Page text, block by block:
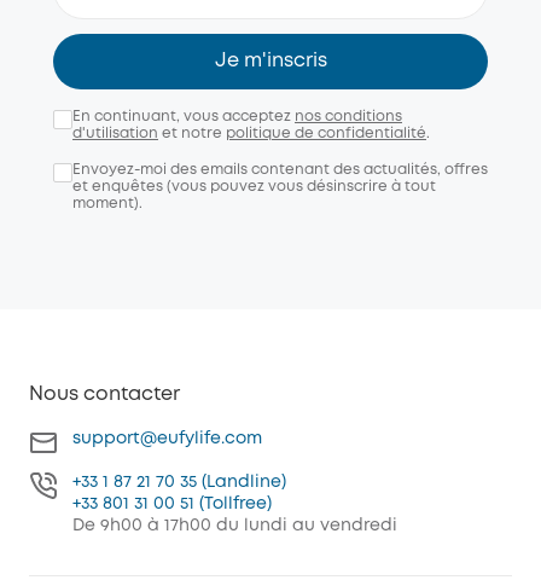
Je m'inscris
En continuant, vous acceptez nos conditions
d'utilisation et notre politique de confidentialité.
Envoyez-moi des emails contenant des actualités, offres
et enquêtes (vous pouvez vous désinscrire à tout
moment).
Nous contacter
support@eufylife.com
+33 1 87 21 70 35 (Landline)
+33 801 31 00 51 (Tollfree)
De 9h00 à 17h00 du lundi au vendredi